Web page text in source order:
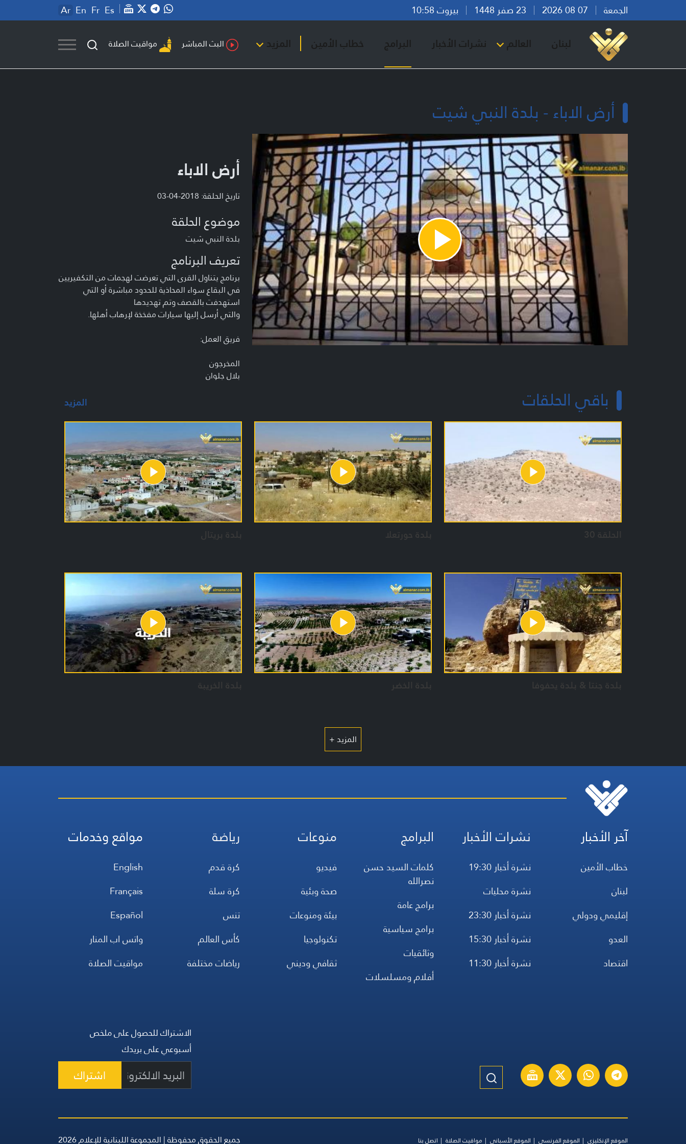
الجمعة بيروت 10:58 Ar En Fr Es
لبنان العالم نشرات الأخبار البرامج خطاب الأمين المزيد البث المباشر مواقيت الصلاة
أرض الاباء - بلدة النبي شيت
Play
Video
أرض الاباء
تاريخ الحلقة: 2018-04-03
موضوع الحلقة
بلدة النبي شيت
تعريف البرنامج
برنامج يتناول القرى التي تعرضت لهجمات من التكفيريين
في البقاع سواء المحاذية للحدود مباشرة أو التي
استهدفت بالقصف وتم تهديدها
والتي أرسل إليها سيارات مفخخة لإرهاب أهلها.
فريق العمل:
المخرجون
بلال جلوان
قاسم فياض
مريم فاضل
باقي الحلقات المزيد
الحلقة 30 بلدة حورتعلا بلدة بريتال
بلدة جنتا & بلدة يحفوفا بلدة الخضر بلدة الخريبة
المزيد +
آخر الأخبار
خطاب الأمين
لبنان
إقليمي ودولي
العدو
اقتصاد
نشرات الأخبار
نشرة أخبار 19:30
نشرة محليات
نشرة أخبار 23:30
نشرة أخبار 15:30
نشرة أخبار 11:30
البرامج
كلمات السيد حسن
نصرالله
برامج عامة
برامج سياسية
وثائقيات
أفلام ومسلسلات
منوعات
فيديو
صحة وبئية
بيئة ومنوعات
تكنولوجيا
ثقافي وديني
رياضة
كرة قدم
كرة سلة
تنس
كأس العالم
رياضات مختلفة
مواقع وخدمات
English
Français
Español
واتس اب المنار
مواقيت الصلاة
الاشتراك للحصول على ملخص
أسبوعي على بريدك
اشتراك
الموقع الإنكليزي الموقع الفرنسي الموقع الأسباني مواقيت الصلاة اتصل بنا جميع الحقوق محفوظة | المجموعة اللبنانية للإعلام 2026